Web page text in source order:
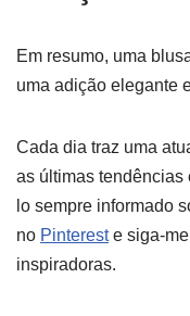
Em resumo, uma
uma adição elegante
Cada dia traz uma
as últimas tendências
lo sempre informado
no Pintereste siga-
inspiradoras.